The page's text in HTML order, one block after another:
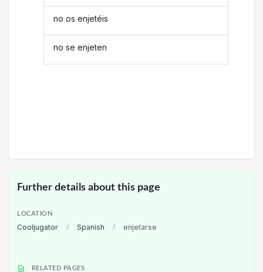
no os enjetéis
no se enjeten
Further details about this page
LOCATION
Cooljugator / Spanish / enjetarse
RELATED PAGES